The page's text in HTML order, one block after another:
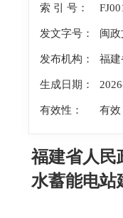
索 引 号：
发文字号： 闽
发布机构： 福
生成日期：
有效性： 有效
福建省人民
水蓄能电站